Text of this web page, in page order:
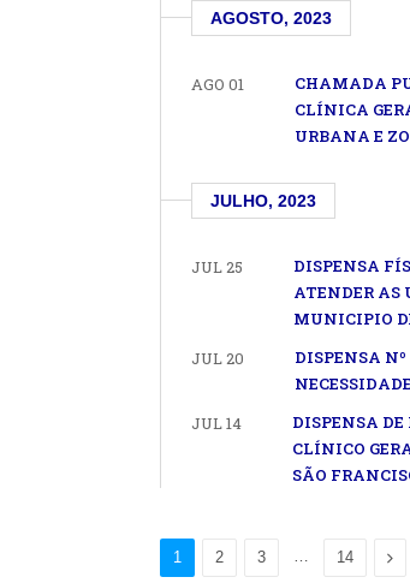
AGOSTO, 2023
AGO 01
CHAMADA
CLÍNICA
URBANA E
JULHO, 2023
JUL 25
DISPENSA
ATENDER AS
MUNICIPIO
JUL 20
DISPENSA
JUL 14
DISPENSA
CLÍNICO
SÃO
1 2 3 … 14